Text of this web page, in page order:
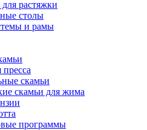
растяжки
столы
и рамы
скамьи
скамьи для жима
программы